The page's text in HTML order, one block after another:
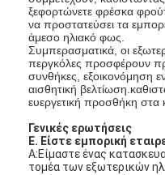
ξεφορτώνετε φρέσκα
να προστατεύσει τα
άμεσο ηλιακό φως.
Συμπερασματικά, οι
περγκόλες προσφέρουν
συνθήκες, εξοικονόμηση
αισθητική
ευεργετική προσθήκη στα
Γενικές ερωτήσεις
Ε. Είστε εμπορική
Α:Είμαστε ένας
τομέα των εξωτερικών